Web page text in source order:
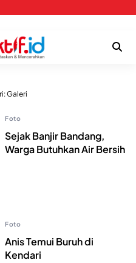
Galeri
Foto
Sejak Banjir Bandang,
Warga Butuhkan Air Bersih
Foto
Anis Temui Buruh di
Kendari